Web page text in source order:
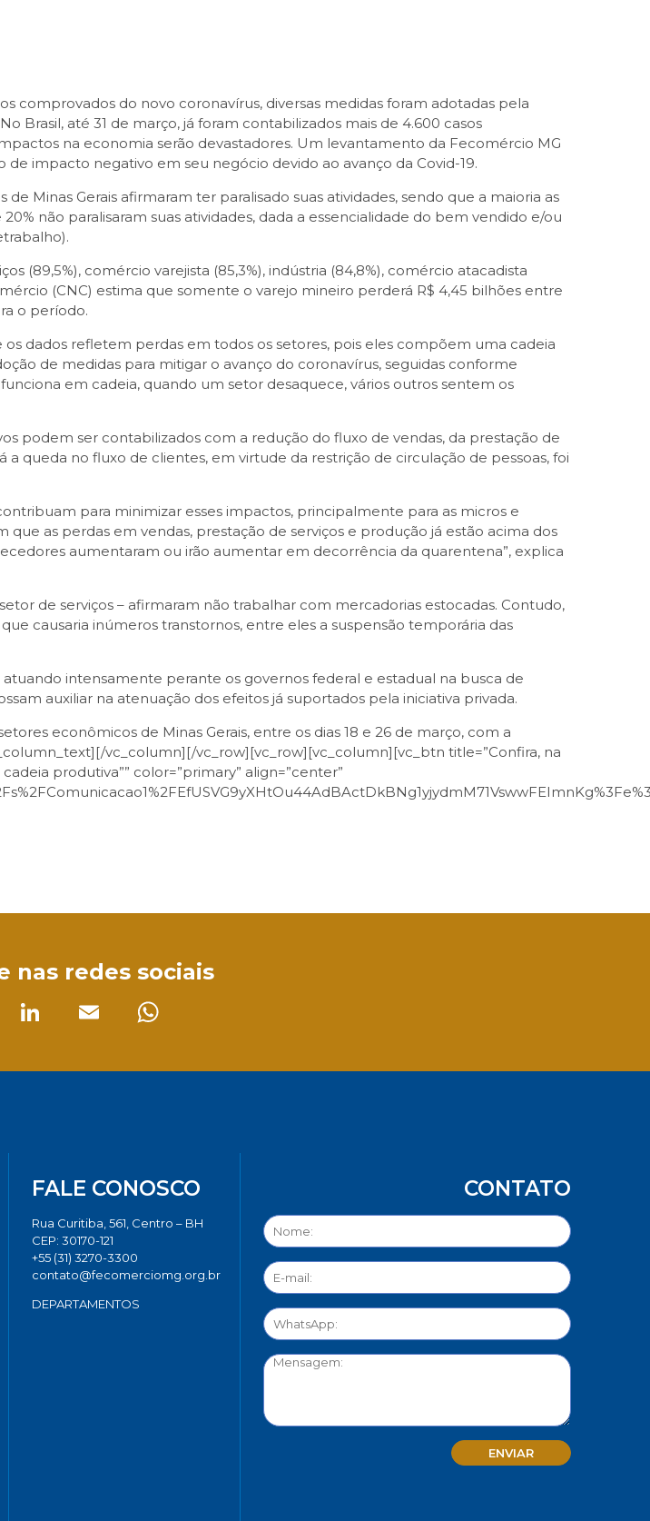
do novo coronavírus, diversas medidas foram adotadas pela
Brasil, até 31 de março, já foram contabilizados mais de 4.600 casos
na economia serão devastadores. Um levantamento da Fecomércio MG
impacto negativo em seu negócio devido ao avanço da Covid-19.
Minas Gerais afirmaram ter paralisado suas atividades, sendo que a maioria as
não paralisaram suas atividades, dada a essencialidade do bem vendido e/ou
(89,5%), comércio varejista (85,3%), indústria (84,8%), comércio atacadista
(CNC) estima que somente o varejo mineiro perderá R$ 4,45 bilhões entre
o período.
dados refletem perdas em todos os setores, pois eles compõem uma cadeia
de medidas para mitigar o avanço do coronavírus, seguidas conforme
em cadeia, quando um setor desaquece, vários outros sentem os
podem ser contabilizados com a redução do fluxo de vendas, da prestação de
queda no fluxo de clientes, em virtude da restrição de circulação de pessoas, foi
para minimizar esses impactos, principalmente para as micros e
as perdas em vendas, prestação de serviços e produção já estão acima dos
aumentaram ou irão aumentar em decorrência da quarentena”, explica
de serviços – afirmaram não trabalhar com mercadorias estocadas. Contudo,
causaria inúmeros transtornos, entre eles a suspensão temporária das
intensamente perante os governos federal e estadual na busca de
auxiliar na atenuação dos efeitos já suportados pela iniciativa privada.
econômicos de Minas Gerais, entre os dias 18 e 26 de março, com a
vc_column][/vc_row][vc_row][vc_column][vc_btn title=”Confira, na
produtiva”” color=”primary” align=”center”
nas redes sociais
FALE CONOSCO
Rua Curitiba, 561, Centro – BH
CEP: 30170-121
+55 (31) 3270-3300
contato@fecomerciomg.org.br
DEPARTAMENTOS
CONTATO